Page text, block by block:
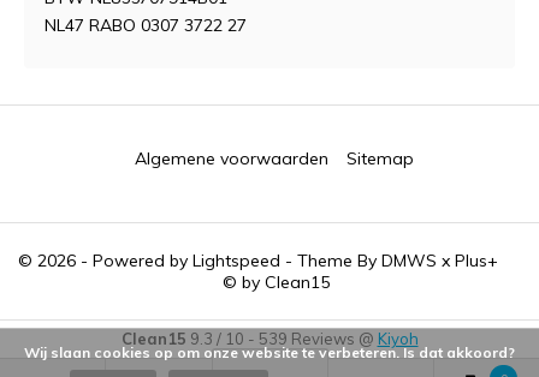
NL47 RABO 0307 3722 27
© 2026 - Powered by Lightspeed - Theme By DMWS x Plus+
Algemene voorwaarden Sitemap
Clean15 9.3 / 10 - 539 Reviews @ Kiyoh
Wij slaan cookies op om onze website te verbeteren. Is dat akkoord?